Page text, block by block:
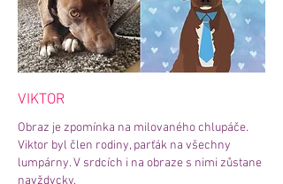
VIKTOR
Obraz je zpomínka na milovaného chlupáče.
Viktor byl člen rodiny, parťák na všechny
lumpárny. V srdcích i na obraze s nimi zůstane
navždycky.